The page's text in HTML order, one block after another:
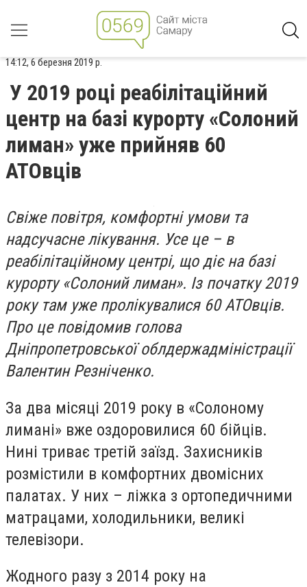
14:12, 6 березня 2019 р.
У 2019 році реабілітаційний
центр на базі курорту «Солоний
лиман» уже прийняв 60
АТОвців
Свіже повітря, комфортні умови та
надсучасне лікування. Усе це – в
реабілітаційному центрі, що діє на базі
курорту «Солоний лиман». Із початку 2019
року там уже пролікувалися 60 АТОвців.
Про це повідомив голова
Дніпропетровської облдержадміністрації
Валентин Резніченко.
За два місяці 2019 року в «Солоному
лимані» вже оздоровилися 60 бійців.
Нині триває третій заїзд. Захисників
розмістили в комфортних двомісних
палатах. У них – ліжка з ортопедичними
матрацами, холодильники, великі
телевізори.
Жодного разу з 2014 року на